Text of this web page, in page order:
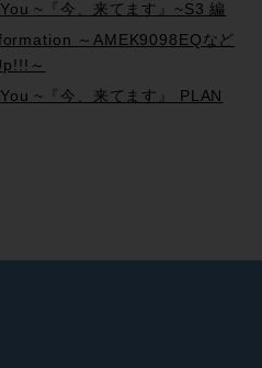
~『今、来てます』~S3 編
～AMEK9098EQなど
～
~『今、来てます』 PLAN